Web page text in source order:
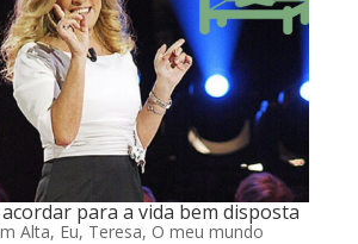
para a vida bem disposta
Alta, Eu, Teresa, O meu mundo